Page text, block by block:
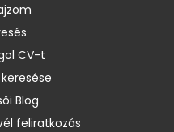
CV-t
Blog
feliratkozás